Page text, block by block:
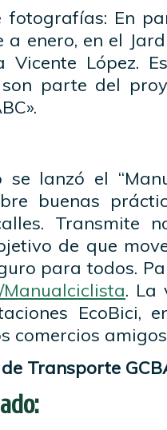
fotografías: En
a enero, en el
Vicente López.
parte del
lanzó el
buenas
Transmite
de que
para todos.
. La
EcoBici,
comercios
Transporte